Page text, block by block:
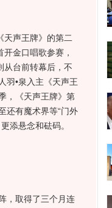
声王牌》的第二
金口唱歌参赛，
从台前转幕后，不
羽•泉入主《天声王
，《天声王牌》第
还有魔术界等“门外
添悬念和砝码。
，取得了三个月连